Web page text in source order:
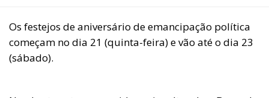
Os festejos de aniversário de emancipação política
começam no dia 21 (quinta-feira) e vão até o dia 23
(sábado).